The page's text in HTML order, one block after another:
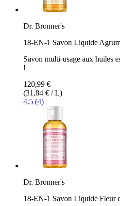
Dr. Bronner's
18-EN-1 Savon Liquide
Savon multi-usage aux huiles
!
120,99 €
(31,84 € / L)
4.5 (4)
Dr. Bronner's
18-EN-1 Savon Liquide Fleur